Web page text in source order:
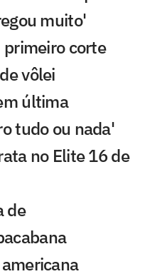
muito'
corte
vôlei
última
tudo ou nada'
no Elite 16 de
de